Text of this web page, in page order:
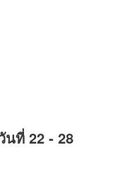
นที่ 22 - 28